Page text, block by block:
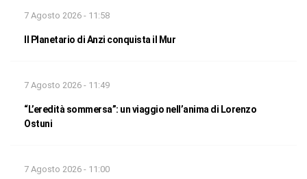
7 Agosto 2026 - 11:58
Il Planetario di Anzi conquista il Mur
7 Agosto 2026 - 11:49
“L’eredità sommersa”: un viaggio nell’anima di Lorenzo
Ostuni
7 Agosto 2026 - 11:00